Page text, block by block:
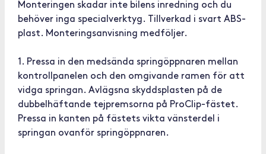
Monteringen skadar inte bilens inredning och du
behöver inga specialverktyg. Tillverkad i svart ABS-
plast. Monteringsanvisning medföljer.
1. Pressa in den medsända springöppnaren mellan
kontrollpanelen och den omgivande ramen för att
vidga springan. Avlägsna skyddsplasten på de
dubbelhäftande tejpremsorna på ProClip-fästet.
Pressa in kanten på fästets vikta vänsterdel i
springan ovanför springöppnaren.